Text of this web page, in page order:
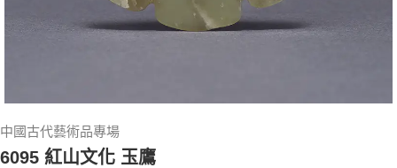
中國古代藝術品專場
6095 紅山文化 玉鷹